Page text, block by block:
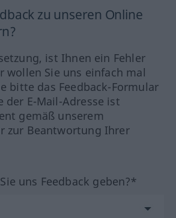
zu unseren Online
ist Ihnen ein Fehler
wollen Sie uns einfach mal
bitte das Feedback-Formular
der E-Mail-Adresse ist
gemäß unserem
zur Beantwortung Ihrer
uns Feedback geben?*